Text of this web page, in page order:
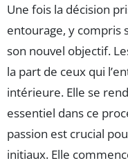
Une fois la décision
entourage, y compris
son nouvel objectif.
la part de ceux qui
intérieure. Elle se
essentiel dans ce
passion est crucial
initiaux. Elle